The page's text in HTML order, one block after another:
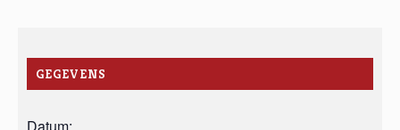
GEGEVENS
Datum: